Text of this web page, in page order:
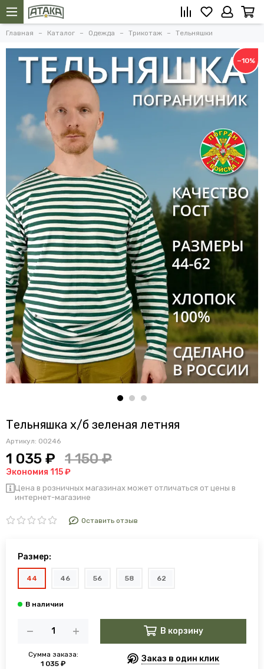
Главная Каталог Одежда Трикотаж Тельняшки
−10%
Тельняшка х/б зеленая летняя
Артикул: 00246
1 035 ₽ 1 150 ₽
Экономия 115 ₽
Цена в розничных магазинах может отличаться от цены в
интернет-магазине
Оставить отзыв
Размер:
44 46 56 58 62
Сумма заказа:
1 035 ₽
В корзину
Заказ в один клик